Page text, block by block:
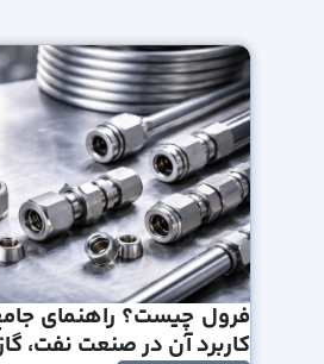
فرول چیست؟ راهنمای
کاربرد آن در صنعت نفت،